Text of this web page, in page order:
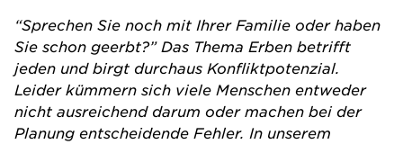
“Sprechen Sie noch mit Ihrer Familie oder haben
Sie schon geerbt?” Das Thema Erben betrifft
jeden und birgt durchaus Konfliktpotenzial.
Leider kümmern sich viele Menschen entweder
nicht ausreichend darum oder machen bei der
Planung entscheidende Fehler. In unserem